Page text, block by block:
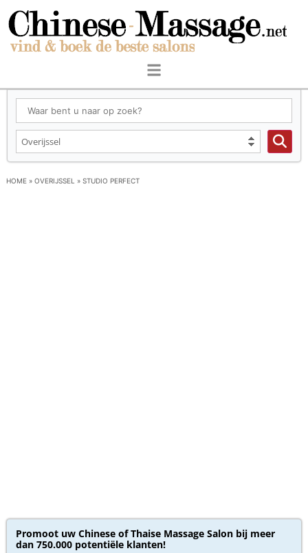
HOME » OVERIJSSEL » STUDIO PERFECT
Promoot uw Chinese of Thaise Massage Salon bij meer
dan 750.000 potentiële klanten!